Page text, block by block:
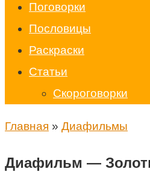
Поговорки
Пословицы
Раскраски
Статьи
Скороговорки
Главная » Диафильмы
Диафильм —